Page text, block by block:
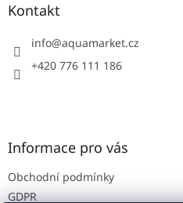
Kontakt
info@aquamarket.cz
+420 776 111 186
Informace pro vás
Obchodní podmínky
GDPR